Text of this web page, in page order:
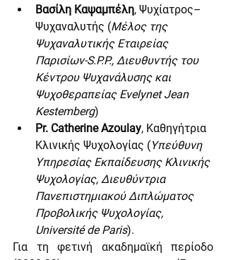
Βασίλη Καψαμπέλη, Ψυχίατρος–
Ψυχαναλυτής (Μέλος της
Ψυχαναλυτικής Εταιρείας
Παρισίων-S.P.P., Διευθυντής του
Κέντρου Ψυχανάλυσης και
Ψυχοθεραπείας Evelynet Jean
Kestemberg)
Pr. Catherine Azoulay, Καθηγήτρια
Κλινικής Ψυχολογίας (Υπεύθυνη
Υπηρεσίας Εκπαίδευσης Κλινικής
Ψυχολογίας, Διευθύντρια
Πανεπιστημιακού Διπλώματος
Προβολικής Ψυχολογίας,
Université de Paris).
Για τη φετινή ακαδημαϊκή περίοδο